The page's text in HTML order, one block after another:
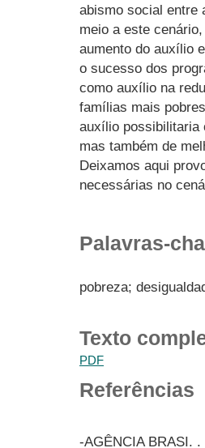
abismo social entre
meio a este
aumento do auxílio
o sucesso dos
como auxílio na
famílias mais
auxílio possibilitaria
mas também de
Deixamos aqui
necessárias no
Palavras-
pobreza;
Texto
PDF
Referências
-AGÊNCIA BRASI.